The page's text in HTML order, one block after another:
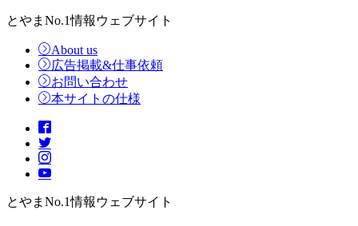
とやまNo.1情報ウェブサイト
About us
広告掲載&仕事依頼
お問い合わせ
本サイトの仕様
とやまNo.1情報ウェブサイト